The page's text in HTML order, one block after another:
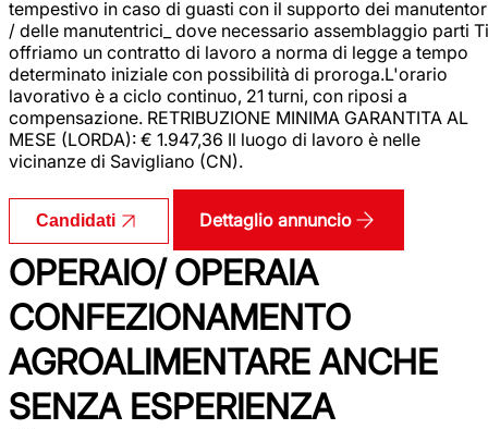
tempestivo in caso di guasti con il supporto dei
/ delle manutentrici_ dove necessario assemblaggio parti Ti
offriamo un contratto di lavoro a norma di legge a tempo
determinato iniziale con possibilità di proroga.L'orario
lavorativo è a ciclo continuo, 21 turni, con riposi a
compensazione. RETRIBUZIONE MINIMA GARANTITA AL
MESE (LORDA): € 1.947,36 Il luogo di lavoro è nelle
vicinanze di Savigliano (CN).
Candidati Dettaglio annuncio
OPERAIO/ OPERAIA
CONFEZIONAMENTO
AGROALIMENTARE ANCHE
SENZA ESPERIENZA